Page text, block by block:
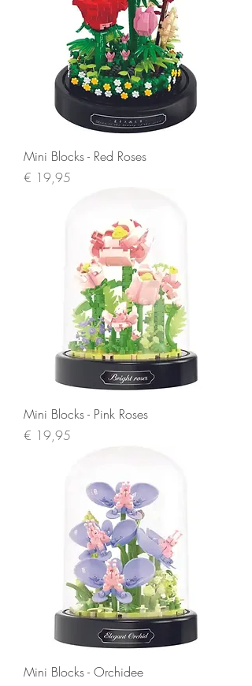
Mini Blocks - Red Roses
Prijs
€ 19,95
Mini Blocks - Pink Roses
Prijs
€ 19,95
Mini Blocks - Orchidee